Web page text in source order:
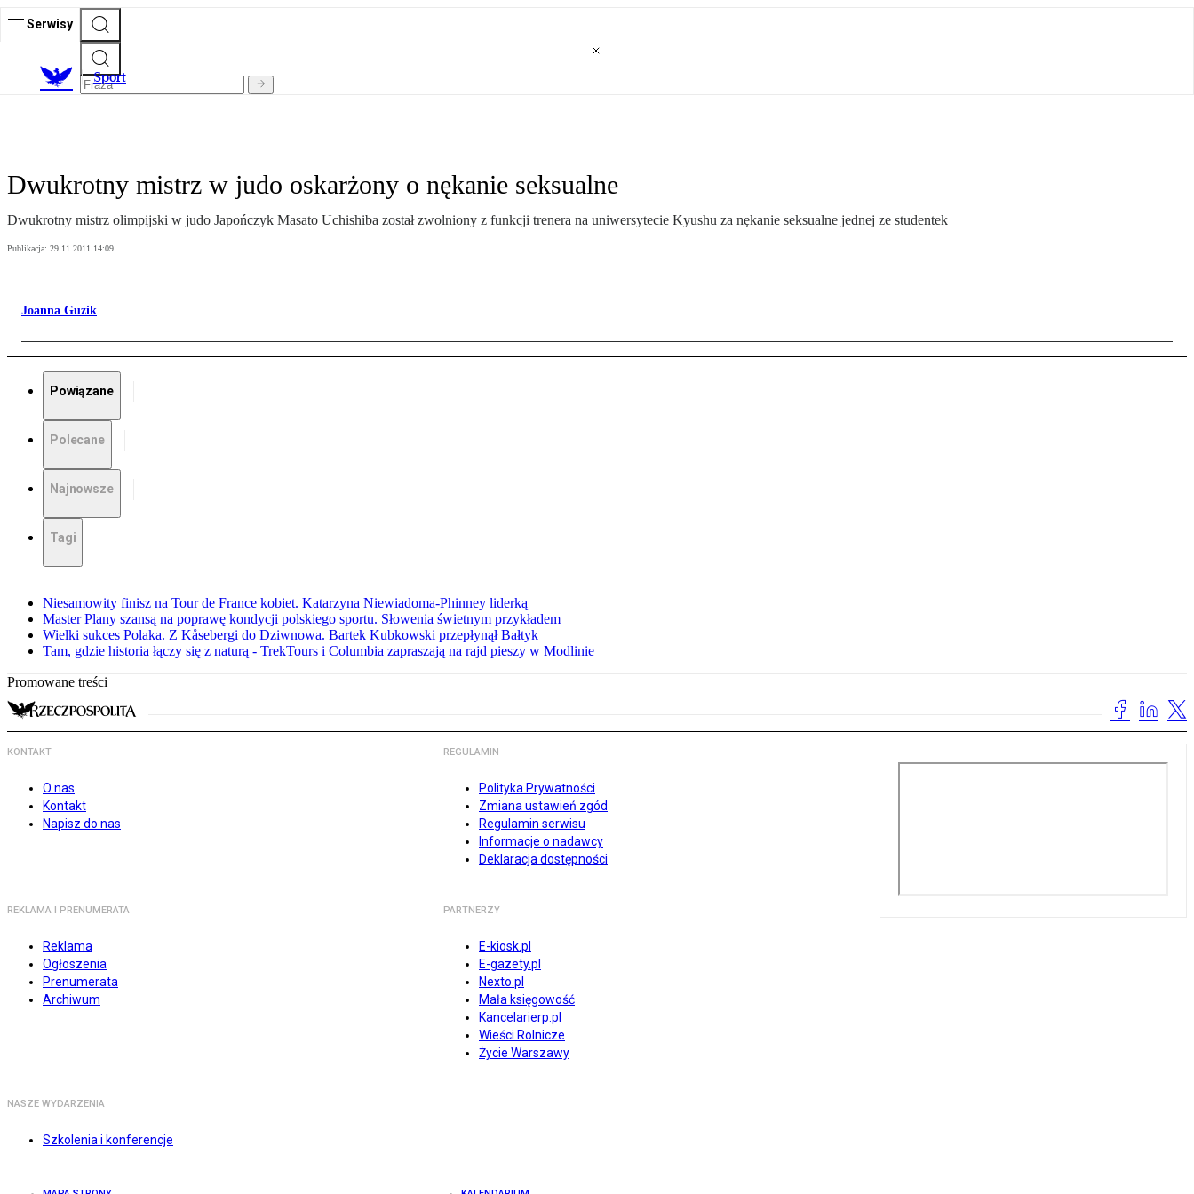
Serwisy
Sport
Dwukrotny mistrz w judo oskarżony o nękanie seksualne
Dwukrotny mistrz olimpijski w judo Japończyk Masato Uchishiba został zwolniony z funkcji trenera na uniwersytecie Kyushu za nękanie seksualne jednej ze studentek
Publikacja: 29.11.2011 14:09
Joanna Guzik
Powiązane
Polecane
Najnowsze
Tagi
Niesamowity finisz na Tour de France kobiet. Katarzyna Niewiadoma-Phinney liderką
Master Plany szansą na poprawę kondycji polskiego sportu. Słowenia świetnym przykładem
Wielki sukces Polaka. Z Kåsebergi do Dziwnowa. Bartek Kubkowski przepłynął Bałtyk
Tam, gdzie historia łączy się z naturą - TrekTours i Columbia zapraszają na rajd pieszy w Modlinie
Promowane treści
KONTAKT
O nas
Kontakt
Napisz do nas
REGULAMIN
Polityka Prywatności
Zmiana ustawień zgód
Regulamin serwisu
Informacje o nadawcy
Deklaracja dostępności
REKLAMA I PRENUMERATA
Reklama
Ogłoszenia
Prenumerata
Archiwum
PARTNERZY
E-kiosk.pl
E-gazety.pl
Nexto.pl
Mała księgowość
Kancelarierp.pl
Wieści Rolnicze
Życie Warszawy
NASZE WYDARZENIA
Szkolenia i konferencje